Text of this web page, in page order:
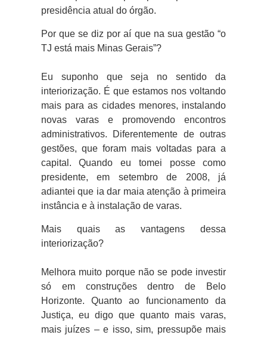
presidência atual do órgão.
Por que se diz por aí que na sua gestão “o
TJ está mais Minas Gerais”?
Eu suponho que seja no sentido da
interiorização. É que estamos nos voltando
mais para as cidades menores, instalando
novas varas e promovendo encontros
administrativos. Diferentemente de outras
gestões, que foram mais voltadas para a
capital. Quando eu tomei posse como
presidente, em setembro de 2008, já
adiantei que ia dar maia atenção à primeira
instância e à instalação de varas.
Mais quais as vantagens dessa
interiorização?
Melhora muito porque não se pode investir
só em construções dentro de Belo
Horizonte. Quanto ao funcionamento da
Justiça, eu digo que quanto mais varas,
mais juízes – e isso, sim, pressupõe mais